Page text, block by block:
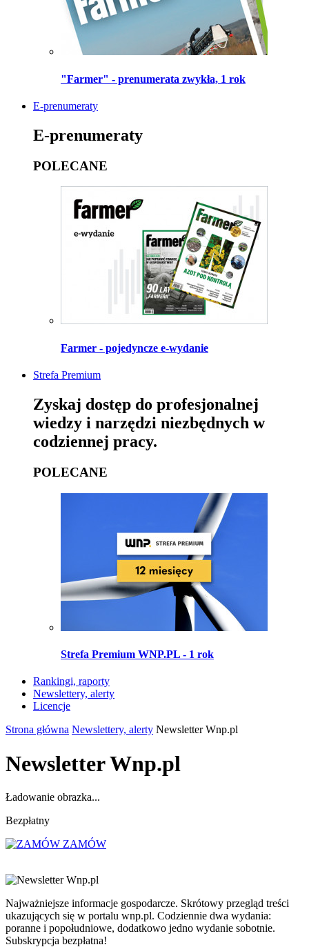
"Farmer" - prenumerata zwykła, 1 rok
E-prenumeraty
E-prenumeraty
POLECANE
Farmer - pojedyncze e-wydanie
Strefa Premium
Zyskaj dostęp do profesjonalnej
wiedzy i narzędzi niezbędnych w
codziennej pracy.
POLECANE
Strefa Premium WNP.PL - 1 rok
Rankingi, raporty
Newslettery, alerty
Licencje
Strona główna Newslettery, alerty Newsletter Wnp.pl
Newsletter Wnp.pl
Ładowanie obrazka...
Bezpłatny
ZAMÓW
Najważniejsze informacje gospodarcze. Skrótowy przegląd treści
ukazujących się w portalu wnp.pl. Codziennie dwa wydania:
poranne i popołudniowe, dodatkowo jedno wydanie sobotnie.
Subskrypcja bezpłatna!